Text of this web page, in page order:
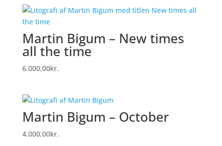
Martin Bigum – New times
all the time
6.000,00kr.
Martin Bigum – October
4.000,00kr.